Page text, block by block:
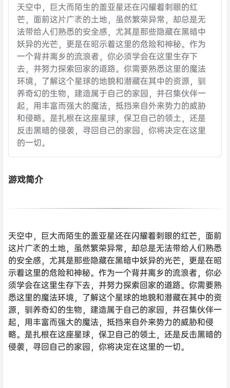
天空中，巨大而陌生的盖亚星还在闪耀着刺眼的红
芒，面前这片广袤的土地，虽然繁荣异常，却总是无
法带给人们熟悉的安全感，尤其是那些隐藏在黑暗中
妖异的光芒，更是在昭示着这里的危险和神秘。作为
一个背井离乡的流浪者，你必须学会在这里生存下
去，并努力探索回家的道路。你需要熟悉这里的魔法
环境，了解这个星球的地貌和潜藏在其中的资源，驯
养奇幻的生物，建造属于自己的家园，并召集伙伴一
起，用丰富而强大的魔法，抵挡来自外来势力的威胁
和侵略。是扎根在这座星球，保卫自己的领土，还是
反击黑暗的侵袭，寻回自己的家园，你将决定在这里
的一切。
游戏简介
天空中，巨大而陌生的盖亚星还在闪耀着刺眼的红芒，面前
这片广袤的土地，虽然繁荣异常，却总是无法带给人们熟悉
的安全感，尤其是那些隐藏在黑暗中妖异的光芒，更是在昭
示着这里的危险和神秘。作为一个背井离乡的流浪者，你必
须学会在这里生存下去，并努力探索回家的道路。你需要熟
悉这里的魔法环境，了解这个星球的地貌和潜藏在其中的资
源，驯养奇幻的生物，建造属于自己的家园，并召集伙伴一
起，用丰富而强大的魔法，抵挡来自外来势力的威胁和侵
略。是扎根在这座星球，保卫自己的领土，还是反击黑暗的
侵袭，寻回自己的家园，你将决定在这里的一切。